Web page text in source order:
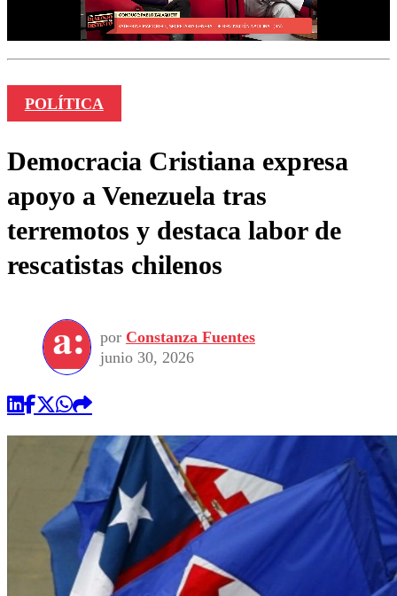
POLÍTICA
Democracia Cristiana expresa
apoyo a Venezuela tras
terremotos y destaca labor de
rescatistas chilenos
por Constanza Fuentes
junio 30, 2026